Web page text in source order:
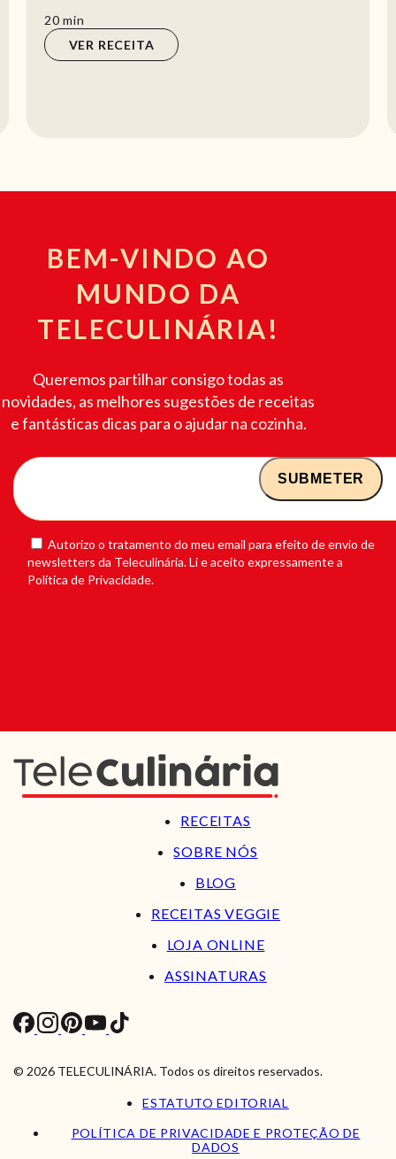
espa...
20min
min
VER RECEITA
BEM-VINDO AO
MUNDO DA
TELECULINÁRIA!
Queremos partilhar consigo todas as
novidades, as melhores sugestões de receitas
e fantásticas dicas para o ajudar na cozinha.
Autorizo o tratamento do meu email para efeito de envio de
newsletters da Teleculinária. Li e aceito expressamente a
Política de Privacidade.
RECEITAS
SOBRE NÓS
BLOG
RECEITAS VEGGIE
LOJA ONLINE
ASSINATURAS
© 2026 TELECULINÁRIA. Todos os direitos reservados.
ESTATUTO EDITORIAL
POLÍTICA DE PRIVACIDADE E PROTEÇÃO DE
DADOS